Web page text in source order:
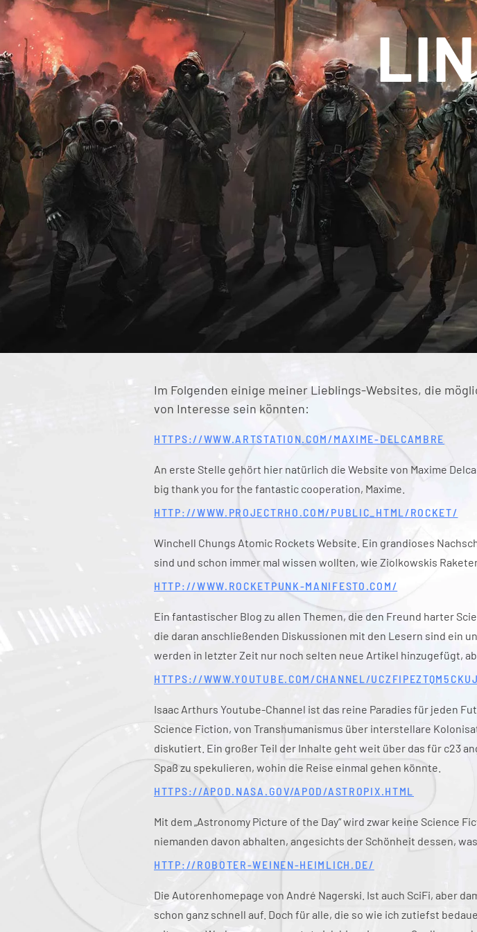
Im Folgenden einige meiner Lieblings-Websites, die
von Interesse sein könnten:
HTTPS://WWW.ARTSTATION.COM/MAXIME-DELCAMBRE
An erste Stelle gehört hier natürlich die Website von Maxime
big thank you for the fantastic cooperation, Maxime.
HTTP://WWW.PROJECTRHO.COM/PUBLIC_HTML/ROCKET/
Winchell Chungs Atomic Rockets Website. Ein grandioses
sind und schon immer mal wissen wollten, wie Ziolkowskis
HTTP://WWW.ROCKETPUNK-MANIFESTO.COM/
Ein fantastischer Blog zu allen Themen, die den Freund harter
die daran anschließenden Diskussionen mit den Lesern sind ein
werden in letzter Zeit nur noch selten neue Artikel hinzugefügt,
HTTPS://WWW.YOUTUBE.COM/CHANNEL/
Isaac Arthurs Youtube-Channel ist das reine Paradies für jeden
Science Fiction, von Transhumanismus über interstellare
diskutiert. Ein großer Teil der Inhalte geht weit über das für c23
Spaß zu spekulieren, wohin die Reise einmal gehen könnte.
HTTPS://APOD.NASA.GOV/APOD/ASTROPIX.HTML
Mit dem „Astronomy Picture of the Day“ wird zwar keine Science
niemanden davon abhalten, angesichts der Schönheit dessen,
HTTP://ROBOTER-WEINEN-HEIMLICH.DE/
Die Autorenhomepage von André Nagerski. Ist auch SciFi, aber
schon ganz schnell auf. Doch für alle, die so wie ich zutiefst